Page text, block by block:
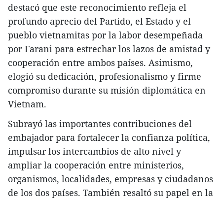
destacó que este reconocimiento refleja el
profundo aprecio del Partido, el Estado y el
pueblo vietnamitas por la labor desempeñada
por Farani para estrechar los lazos de amistad y
cooperación entre ambos países. Asimismo,
elogió su dedicación, profesionalismo y firme
compromiso durante su misión diplomática en
Vietnam.
Subrayó las importantes contribuciones del
embajador para fortalecer la confianza política,
impulsar los intercambios de alto nivel y
ampliar la cooperación entre ministerios,
organismos, localidades, empresas y ciudadanos
de los dos países. También resaltó su papel en la